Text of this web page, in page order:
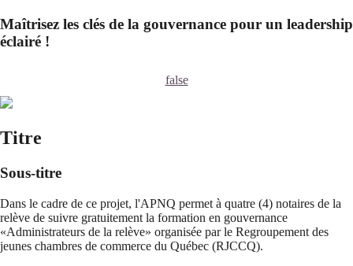
Maîtrisez les clés de la gouvernance pour un leadership
éclairé !
false
Titre
Sous-titre
Dans le cadre de ce projet, l'APNQ permet à quatre (4) notaires de la
relève de suivre gratuitement la formation en gouvernance
«Administrateurs de la relève» organisée par le Regroupement des
jeunes chambres de commerce du Québec (RJCCQ).